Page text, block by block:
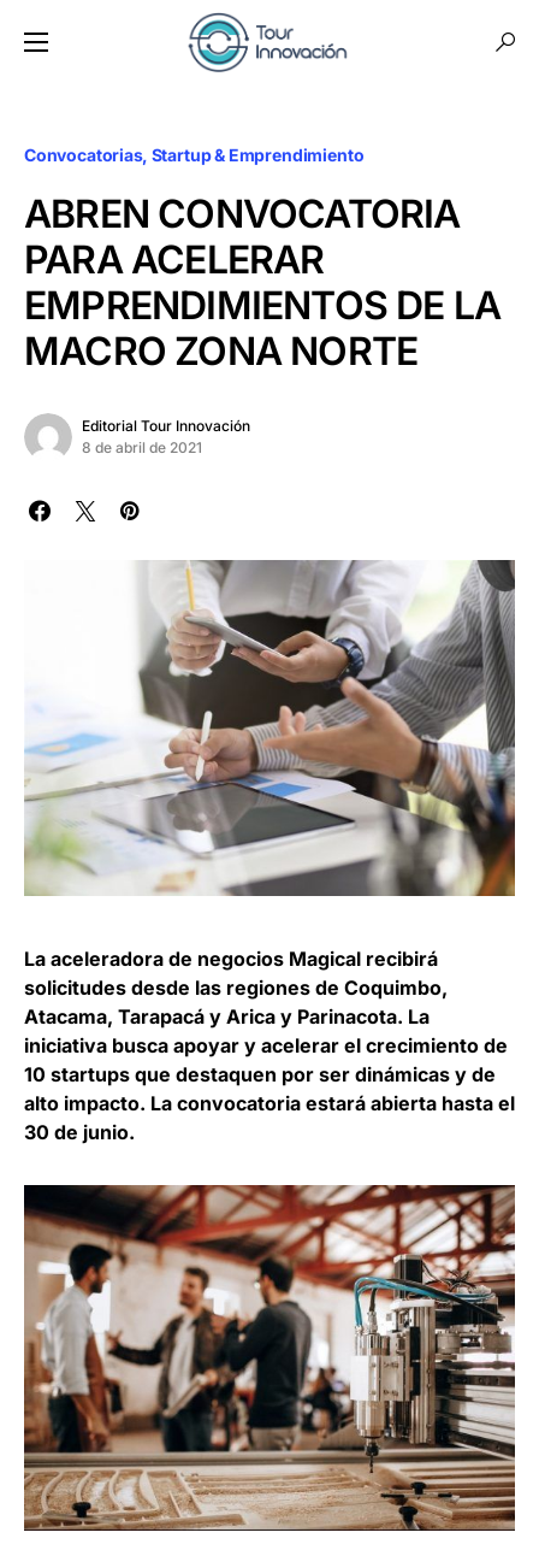
Convocatorias Startup & Emprendimiento
ABREN CONVOCATORIA
PARA ACELERAR
EMPRENDIMIENTOS DE LA
MACRO ZONA NORTE
Editorial Tour Innovación
8 de abril de 2021
La aceleradora de negocios Magical recibirá
solicitudes desde las regiones de Coquimbo,
Atacama, Tarapacá y Arica y Parinacota. La
iniciativa busca apoyar y acelerar el crecimiento de
10 startups que destaquen por ser dinámicas y de
alto impacto. La convocatoria estará abierta hasta el
30 de junio.